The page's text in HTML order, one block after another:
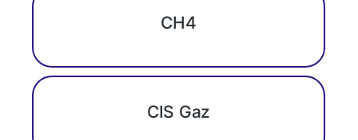
CH4
CIS Gaz